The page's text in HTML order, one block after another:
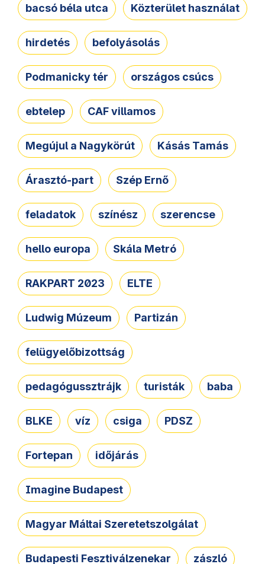
bacsó béla utca Közterület használat
hirdetés befolyásolás
Podmanicky tér országos csúcs
ebtelep CAF villamos
Megújul a Nagykörút Kásás Tamás
Árasztó-part Szép Ernő
feladatok színész szerencse
hello europa Skála Metró
RAKPART 2023 ELTE
Ludwig Múzeum Partizán
felügyelőbizottság
pedagógussztrájk turisták baba
BLKE víz csiga PDSZ
Fortepan időjárás
Imagine Budapest
Magyar Máltai Szeretetszolgálat
Budapesti Fesztiválzenekar zászló